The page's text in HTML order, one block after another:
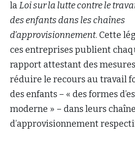
laLoi sur la lutte contre le
des enfants dans les chaînes
d’approvisionnement. Cette
ces entreprises publient
rapport attestant des
réduire le recours au travail
des enfants – « des formes
moderne » – dans leurs
d’approvisionnement